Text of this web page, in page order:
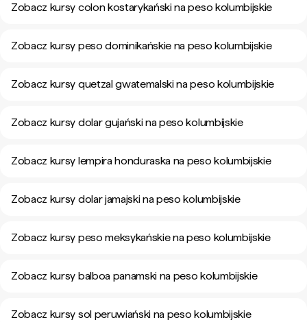
Zobacz kursy colon kostarykański na peso kolumbijskie
Zobacz kursy peso dominikańskie na peso kolumbijskie
Zobacz kursy quetzal gwatemalski na peso kolumbijskie
Zobacz kursy dolar gujański na peso kolumbijskie
Zobacz kursy lempira honduraska na peso kolumbijskie
Zobacz kursy dolar jamajski na peso kolumbijskie
Zobacz kursy peso meksykańskie na peso kolumbijskie
Zobacz kursy balboa panamski na peso kolumbijskie
Zobacz kursy sol peruwiański na peso kolumbijskie